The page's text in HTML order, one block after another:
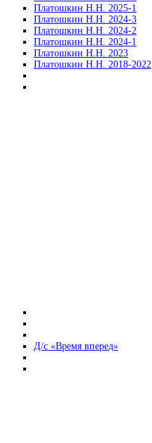
Платошкин Н.Н. 2025-1
Платошкин Н.Н. 2024-3
Платошкин Н.Н. 2024-2
Платошкин Н.Н. 2024-1
Платошкин Н.Н. 2023
Платошкин Н.Н. 2018-2022
Д/с «Время вперед»